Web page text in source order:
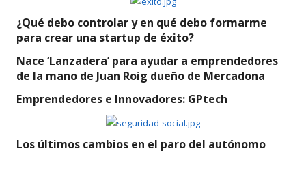
¿Qué debo controlar y en qué debo formarme
para crear una startup de éxito?
Nace ‘Lanzadera’ para ayudar a emprendedores
de la mano de Juan Roig dueño de Mercadona
Emprendedores e Innovadores: GPtech
Los últimos cambios en el paro del autónomo